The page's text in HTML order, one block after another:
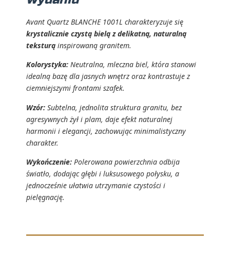
Avant Quartz BLANCHE 1001L charakteryzuje się
krystalicznie czystą bielą z delikatną, naturalną
teksturąinspirowaną granitem.
Kolorystyka: Neutralna, mleczna biel, która stanowi
idealną bazę dla jasnych wnętrz oraz kontrastuje z
ciemniejszymi frontami szafek.
Wzór: Subtelna, jednolita struktura granitu, bez
agresywnych żył i plam, daje efekt naturalnej
harmonii i elegancji, zachowując minimalistyczny
charakter.
Wykończenie: Polerowana powierzchnia odbija
światło, dodając głębi i luksusowego połysku, a
jednocześnie ułatwia utrzymanie czystości i
pielęgnację.